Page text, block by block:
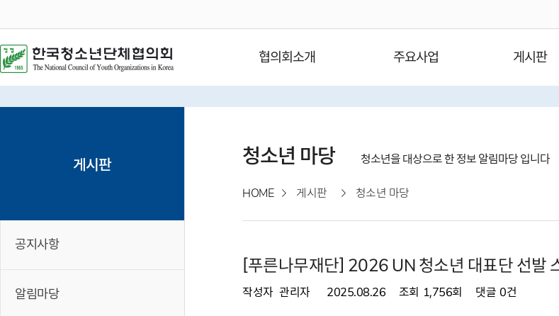
협의회소개 주요사업 게시판
게시판
공지사항
알림마당
청소년 마당 청소년을 대상으로 한 정보 알림마당 입니다
HOME 게시판 청소년 마당
[푸른나무재단] 2026 UN 청소년 대표단 선발
작성자 관리자 2025.08.26 조회 1,756회 댓글 0건